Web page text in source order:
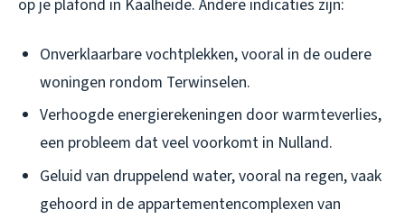
op je plafond in Kaalheide. Andere indicaties zijn:
Onverklaarbare vochtplekken, vooral in de oudere
woningen rondom Terwinselen.
Verhoogde energierekeningen door warmteverlies,
een probleem dat veel voorkomt in Nulland.
Geluid van druppelend water, vooral na regen, vaak
gehoord in de appartementencomplexen van